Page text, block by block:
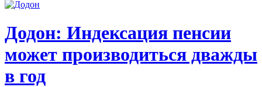
Додон: Индексация пенсии
может производиться дважды
в год